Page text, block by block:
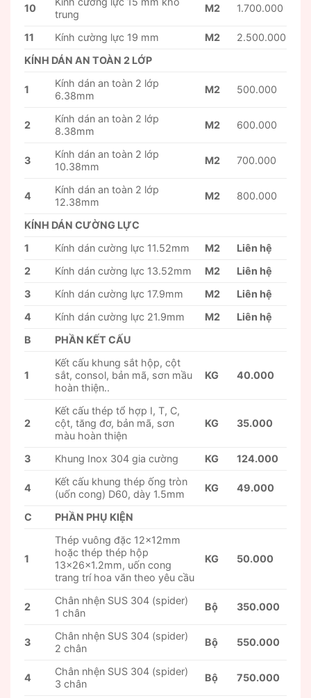
10
trung
M2 1.700.000
11 Kính cường lực 19 mm M2
2.500.000
KÍNH DÁN AN TOÀN 2 LỚP
1
Kính dán an toàn 2 lớp
6.38mm
M2 500.000
2
Kính dán an toàn 2 lớp
8.38mm
M2 600.000
3
Kính dán an toàn 2 lớp
10.38mm
M2 700.000
4
Kính dán an toàn 2 lớp
12.38mm
M2 800.000
KÍNH DÁN CƯỜNG LỰC
1
Kính dán cường lực 11.52mm M2
Liên hệ
2
Kính dán cường lực 13.52mm M2
Liên hệ
3
Kính dán cường lực 17.9mm M2
Liên hệ
4
Kính dán cường lực 21.9mm M2
Liên hệ
B
PHẦN KẾT CẤU
1
Kết cấu khung sắt hộp, cột
sắt, consol, bản mã, sơn mầu
hoàn thiện..
KG 40.000
2
Kết cấu thép tổ hợp I, T, C,
cột, tăng đơ, bản mã, sơn
màu hoàn thiện
KG 35.000
3 Khung Inox 304 gia cường KG 124.000
4
Kết cấu khung thép ống tròn
(uốn cong) D60, dày 1.5mm
KG 49.000
C PHẦN PHỤ KIỆN
1
Thép vuông đặc 12x12mm
hoặc thép thép hộp
13x26x1.2mm, uốn cong
trang trí hoa văn theo yêu cầu
KG 50.000
2
Chân nhện SUS 304 (spider)
1 chân
Bộ 350.000
3
Chân nhện SUS 304 (spider)
2 chân
Bộ 550.000
4
Chân nhện SUS 304 (spider)
3 chân
Bộ 750.000